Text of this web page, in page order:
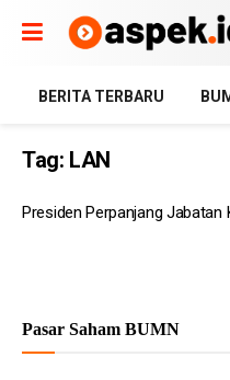
BERITA TERBARU
Tag: LAN
Presiden Perpanjang Jabatan
Pasar Saham BUMN